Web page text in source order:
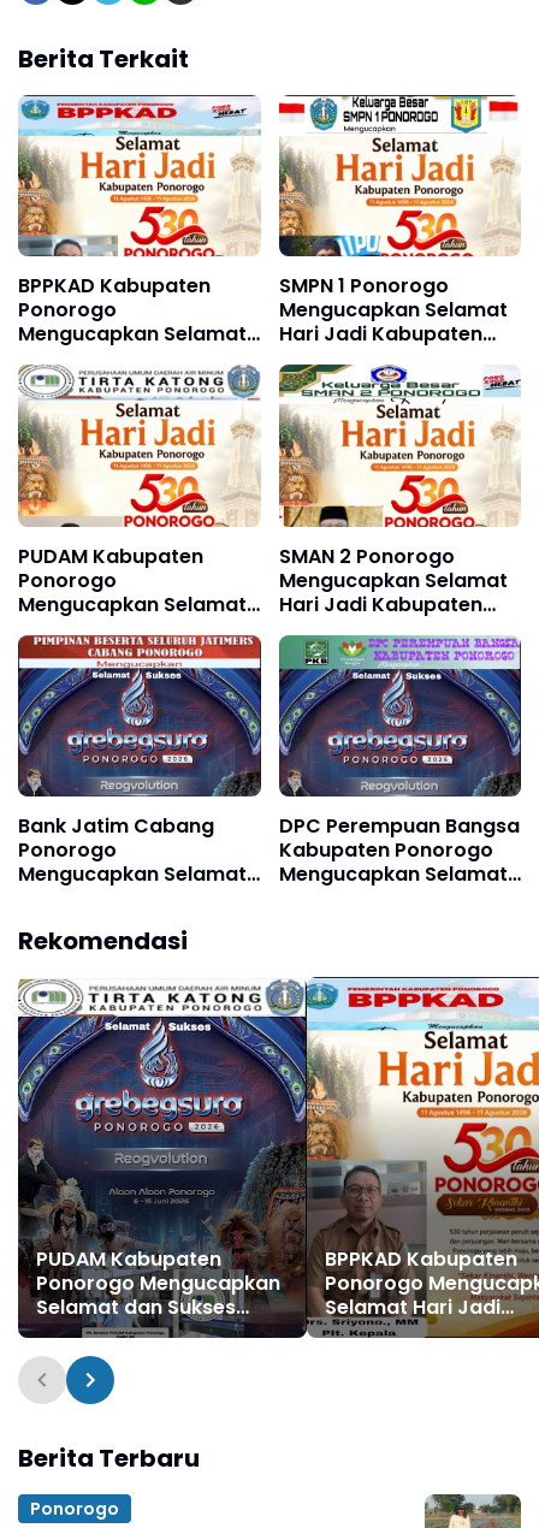
Berita Terkait
BPPKAD Kabupaten
Ponorogo
Mengucapkan Selamat
Hari Jadi Kabupaten
Ponorogo ke 530, 11
Agustus 1496 - 11
Agustus 2026
SMPN 1 Ponorogo
Mengucapkan Selamat
Hari Jadi Kabupaten
Ponorogo ke 530, 11
Agustus 1496 - 11
Agustus 2026
PUDAM Kabupaten
Ponorogo
Mengucapkan Selamat
Hari Jadi Kabupaten
Ponorogo ke 530 11
Agustus 1496 - 11
Agustus 2026
SMAN 2 Ponorogo
Mengucapkan Selamat
Hari Jadi Kabupaten
Ponorogo ke 530, 11
Agustus 1496 - 11
Agustus 2026
Bank Jatim Cabang
Ponorogo
Mengucapkan Selamat
Remaja XXII & Festival
Ponorogo XXXI Tahun
2026
DPC Perempuan Bangsa
Kabupaten Ponorogo
Mengucapkan Selamat
Rekomendasi
PUDAM Kabupaten
Ponorogo Mengucapkan
Selamat dan Sukses
Grebeg Suro Festival
Reyog Remaja XXI dan
Festival Nasional Reyog
Ponorogo XXXI Tahun
BPPKAD Kabupaten
Ponorogo
Selamat Hari Jadi
Kabupaten
Berita Terbaru
Ponorogo